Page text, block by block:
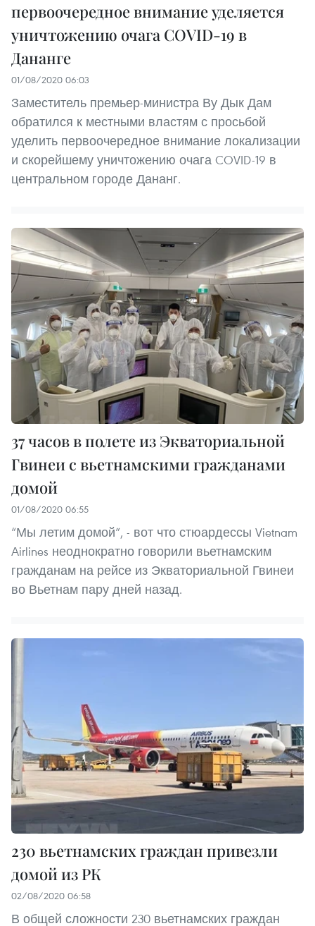
первоочередное внимание уделяется
уничтожению очага COVID-19 в
Дананге
01/08/2020 06:03
Заместитель премьер-министра Ву Дык Дам
обратился к местными властям с просьбой
уделить первоочередное внимание локализации
и скорейшему уничтожению очага COVID-19 в
центральном городе Дананг.
37 часов в полете из Экваториальной
Гвинеи с вьетнамскими гражданами
домой
01/08/2020 06:55
“Мы летим домой”, - вот что стюардессы Vietnam
Airlines неоднократно говорили вьетнамским
гражданам на рейсе из Экваториальной Гвинеи
во Вьетнам пару дней назад.
230 вьетнамских граждан привезли
домой из РК
02/08/2020 06:58
В общей сложности 230 вьетнамских граждан